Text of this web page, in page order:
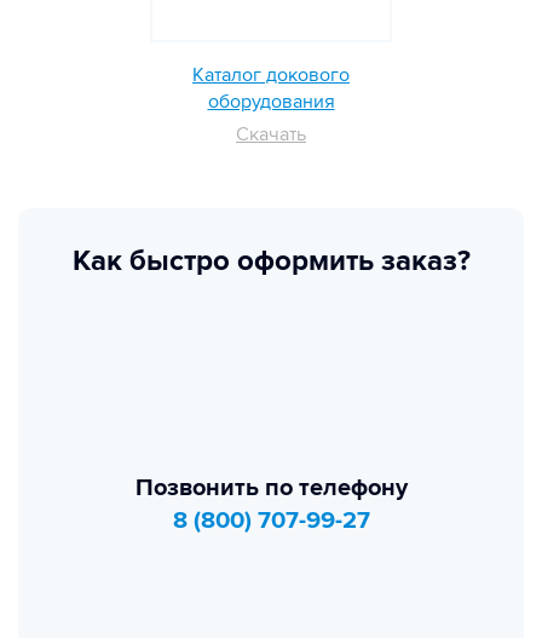
Каталог докового
оборудования
Скачать
Как быстро оформить заказ?
Позвонить по телефону
8 (800) 707-99-27